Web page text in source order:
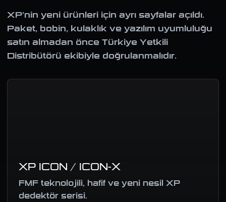
XP’nin yeni ürünleri için ayrı sayfalar açıldı.
Paket, bobin, kulaklık ve yazılım uyumluluğu
satın almadan önce Türkiye Yetkili
Distribütörü ekibiyle doğrulanmalıdır.
XP ICON / ICON-X
FMF teknolojili, hafif ve yeni nesil XP
dedektör serisi.